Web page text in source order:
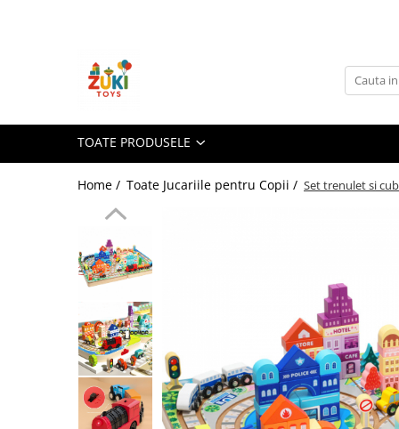
Toate Produsele
Jucarii pentru calatorii
Recomandari Zuki
Cadouri pentru Copii
Cadouri Aniversare
Cadouri de Sarbatori
Cadouri dupa Buget
Cadouri sub 59 lei
Cadouri sub 149 lei
Jucarii pe Varsta Copilului
TOATE PRODUSELE
Home / Toate Jucariile pentru Copii / Set trenulet si